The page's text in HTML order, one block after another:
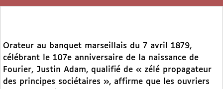
Orateur au banquet marseillais du 7 avril 1879,
célébrant le 107e anniversaire de la naissance de
Fourier, Justin Adam, qualifié de « zélé propagateur
des principes sociétaires », affirme que les ouvriers